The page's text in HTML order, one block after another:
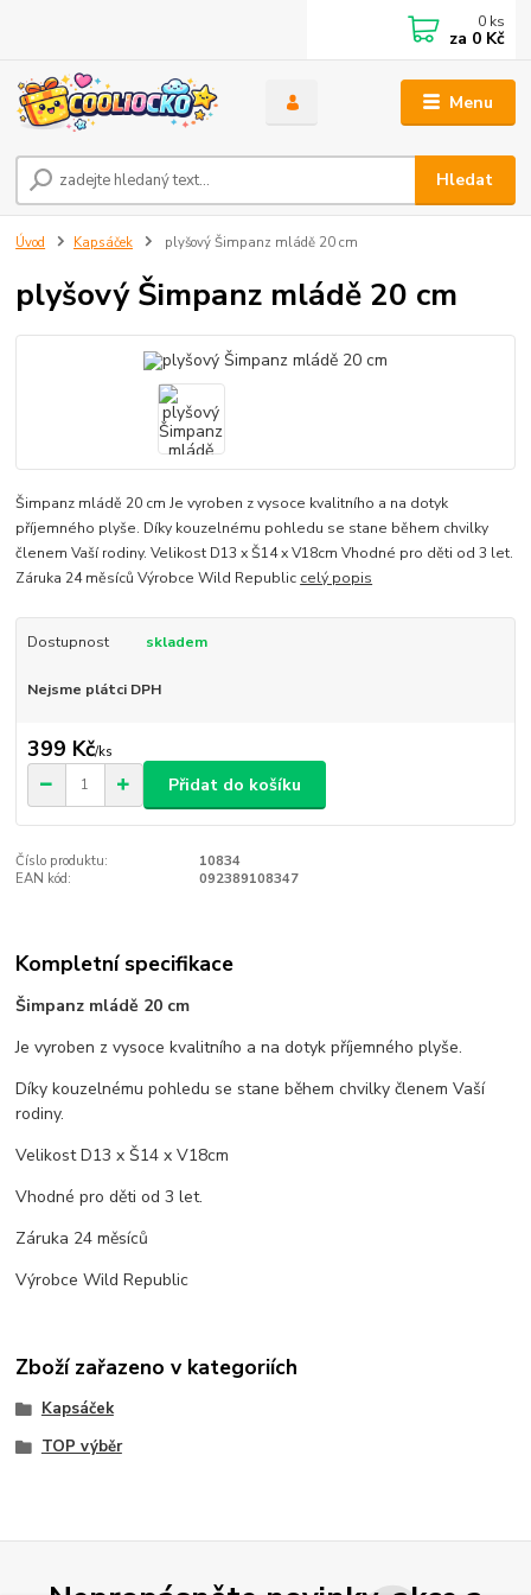
Menu
Hledat
0 ks
za 0 Kč
Úvod Kapsáček plyšový Šimpanz mládě 20 cm
plyšový Šimpanz mládě 20 cm
Šimpanz mládě 20 cm Je vyroben z vysoce kvalitního a na dotyk
příjemného plyše. Díky kouzelnému pohledu se stane během chvilky
členem Vaší rodiny. Velikost D13 x Š14 x V18cm Vhodné pro děti od 3 let.
Záruka 24 měsíců Výrobce Wild Republic celý popis
Dostupnost skladem
Nejsme plátci DPH
399 Kč/ks
Přidat do košíku
Číslo produktu:
10834
EAN kód:
092389108347
Kompletní specifikace
Šimpanz mládě 20 cm
Je vyroben z vysoce kvalitního a na dotyk příjemného plyše.
Díky kouzelnému pohledu se stane během chvilky členem Vaší
rodiny.
Velikost D13 x Š14 x V18cm
Vhodné pro děti od 3 let.
Záruka 24 měsíců
Výrobce Wild Republic
Zboží zařazeno v kategoriích
Kapsáček
TOP výběr